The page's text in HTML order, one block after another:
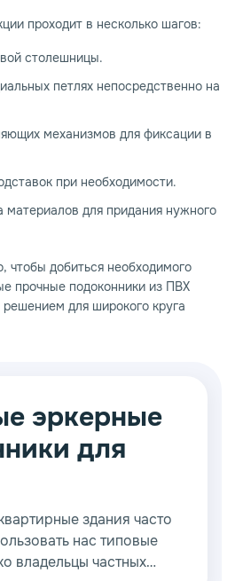
проходит в несколько шагов:
столешницы.
петлях непосредственно на
механизмов для фиксации в
при необходимости.
материалов для придания нужного
чтобы добиться необходимого
прочные подоконники из ПВХ
для широкого круга
эркерные
для
здания часто
нас типовые
владельцы частных